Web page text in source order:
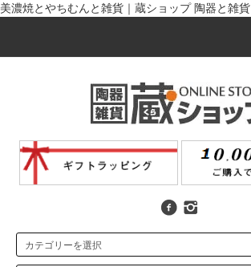
美濃焼とやちむんと雑貨｜蔵ショップ 陶器と雑貨